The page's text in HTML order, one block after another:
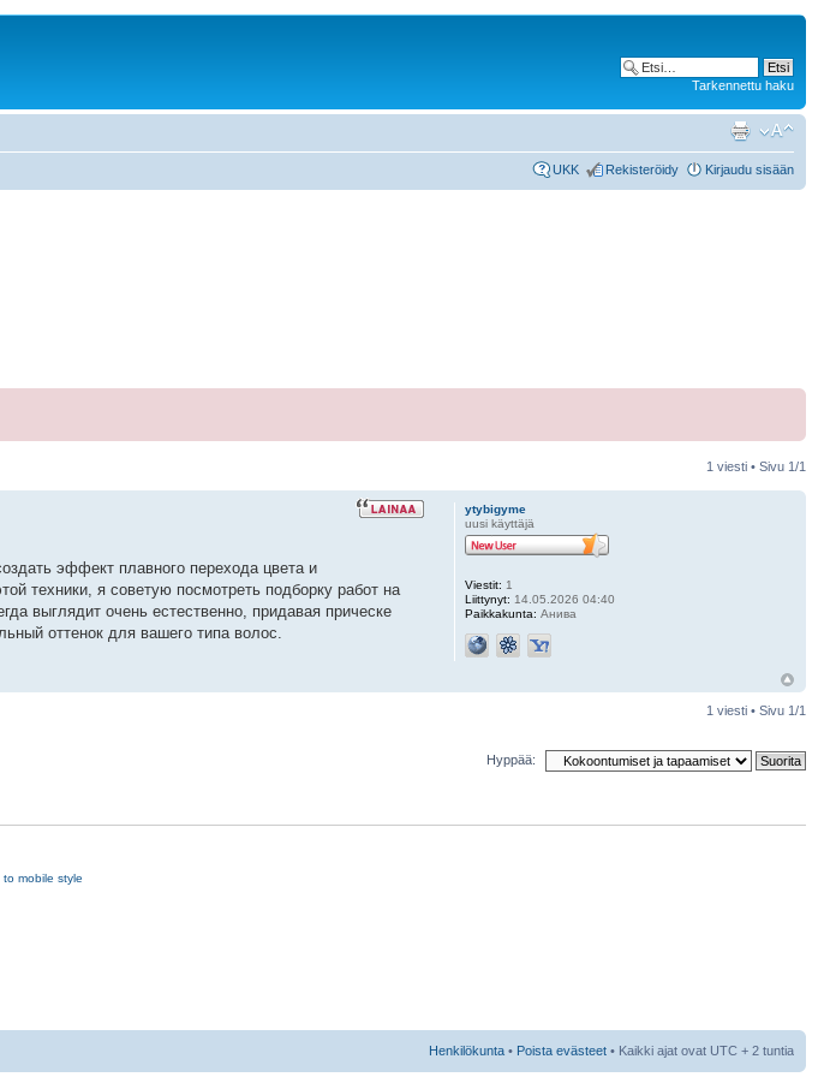
Tarkennettu haku
UKK Rekisteröidy Kirjaudu sisään
1 viesti • Sivu 1/1
эффект плавного перехода цвета и
техники, я советую посмотреть подборку работ на
выглядит очень естественно, придавая прическе
оттенок для вашего типа волос.
ytybigyme
uusi käyttäjä
Viestit: 1
Liittynyt: 14.05.2026 04:40
Paikkakunta: Анива
1 viesti • Sivu 1/1
Hyppää:
to mobile style
Henkilökunta • Poista evästeet • Kaikki ajat ovat UTC + 2 tuntia